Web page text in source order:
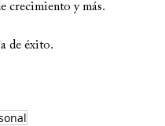
crecimiento y más.
de éxito.